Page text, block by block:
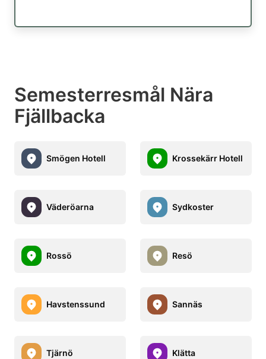
Semesterresmål Nära
Fjällbacka
Smögen Hotell Krossekärr Hotell
Väderöarna Sydkoster
Rossö Resö
Havstenssund Sannäs
Tjärnö Klätta